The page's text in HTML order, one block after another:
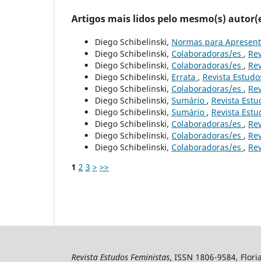
Artigos mais lidos pelo mesmo(s)
Diego Schibelinski, Normas para
Diego Schibelinski, Colaboradoras/es ,
Diego Schibelinski, Colaboradoras/es ,
Diego Schibelinski, Errata , Revista
Diego Schibelinski, Colaboradoras/es ,
Diego Schibelinski, Sumário , Revista
Diego Schibelinski, Sumário , Revista
Diego Schibelinski, Colaboradoras/es ,
Diego Schibelinski, Colaboradoras/es ,
Diego Schibelinski, Colaboradoras/es ,
1 2 3 > >>
Revista Estudos Feministas, ISSN 1806-9584,